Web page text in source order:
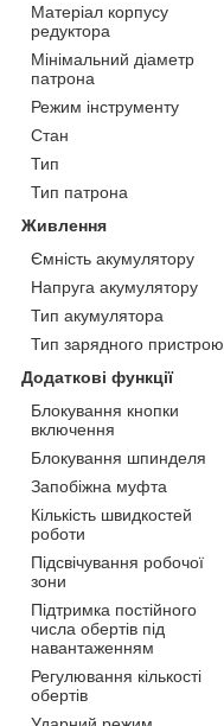
Матеріал корпусу
редуктора
Мінімальний діаметр
патрона
Режим інструменту
Стан
Тип
Тип патрона
Живлення
Ємність акумулятору
Напруга акумулятору
Тип акумулятора
Тип зарядного пристрою
Додаткові функції
Блокування кнопки
включення
Блокування шпинделя
Запобіжна муфта
Кількість швидкостей
роботи
Підсвічування робочої
зони
Підтримка постійного
числа обертів під
навантаженням
Регулювання кількості
обертів